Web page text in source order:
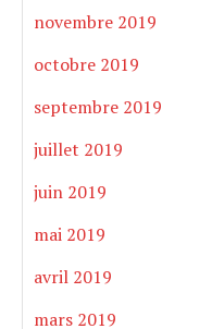
novembre 2019
octobre 2019
septembre 2019
juillet 2019
juin 2019
mai 2019
avril 2019
mars 2019